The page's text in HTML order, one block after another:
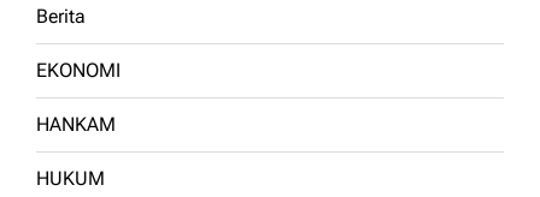
Berita
EKONOMI
HANKAM
HUKUM